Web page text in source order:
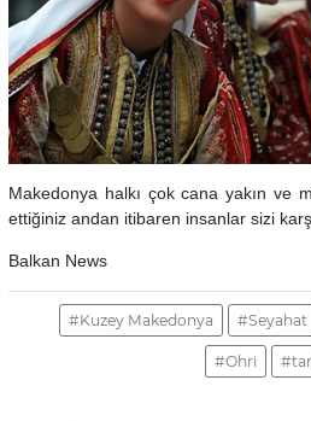
Makedonya halkı çok cana yakın ve
ettiğiniz andan itibaren insanlar sizi
Balkan News
#Kuzey Makedonya #Seyahat
#Ohri